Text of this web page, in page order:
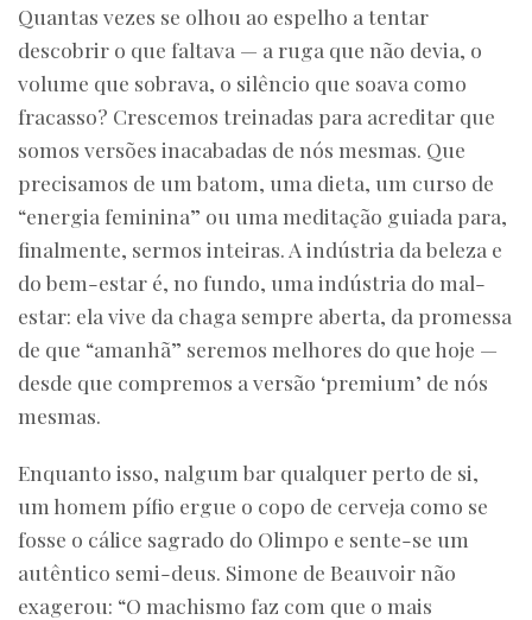
Quantas vezes se olhou ao espelho a tentar
descobrir o que faltava — a ruga que não devia, o
volume que sobrava, o silêncio que soava como
fracasso? Crescemos treinadas para acreditar que
somos versões inacabadas de nós mesmas. Que
precisamos de um batom, uma dieta, um curso de
“energia feminina” ou uma meditação guiada para,
finalmente, sermos inteiras. A indústria da beleza e
do bem-estar é, no fundo, uma indústria do mal-
estar: ela vive da chaga sempre aberta, da promessa
de que “amanhã” seremos melhores do que hoje —
desde que compremos a versão ‘premium’ de nós
mesmas.
Enquanto isso, nalgum bar qualquer perto de si,
um homem pífio ergue o copo de cerveja como se
fosse o cálice sagrado do Olimpo e sente-se um
autêntico semi-deus. Simone de Beauvoir não
exagerou: “O machismo faz com que o mais